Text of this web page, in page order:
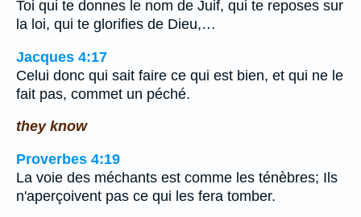
Toi qui te donnes le nom de Juif, qui te reposes sur
la loi, qui te glorifies de Dieu,…
Jacques 4:17
Celui donc qui sait faire ce qui est bien, et qui ne le
fait pas, commet un péché.
they know
Proverbes 4:19
La voie des méchants est comme les ténèbres; Ils
n'aperçoivent pas ce qui les fera tomber.